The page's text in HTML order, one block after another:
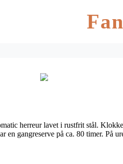
herreur lavet i rustfrit stål.
en gangreserve på ca. 80 timer. På